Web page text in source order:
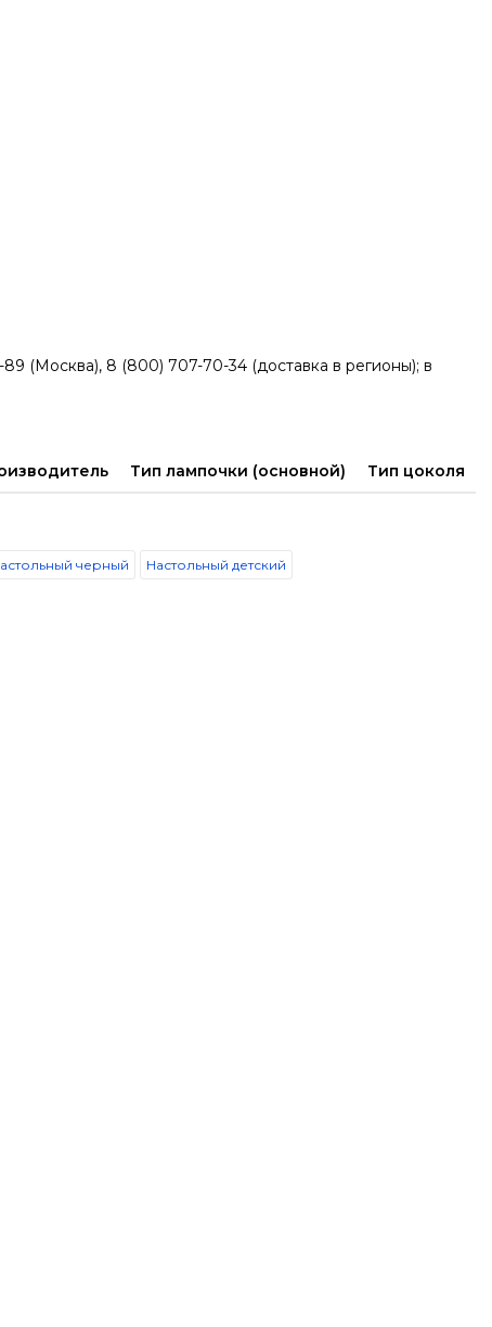
(Москва), 8 (800) 707-70-34 (доставка в регионы); в
Тип лампочки (основной) Тип цоколя
черный Настольный детский